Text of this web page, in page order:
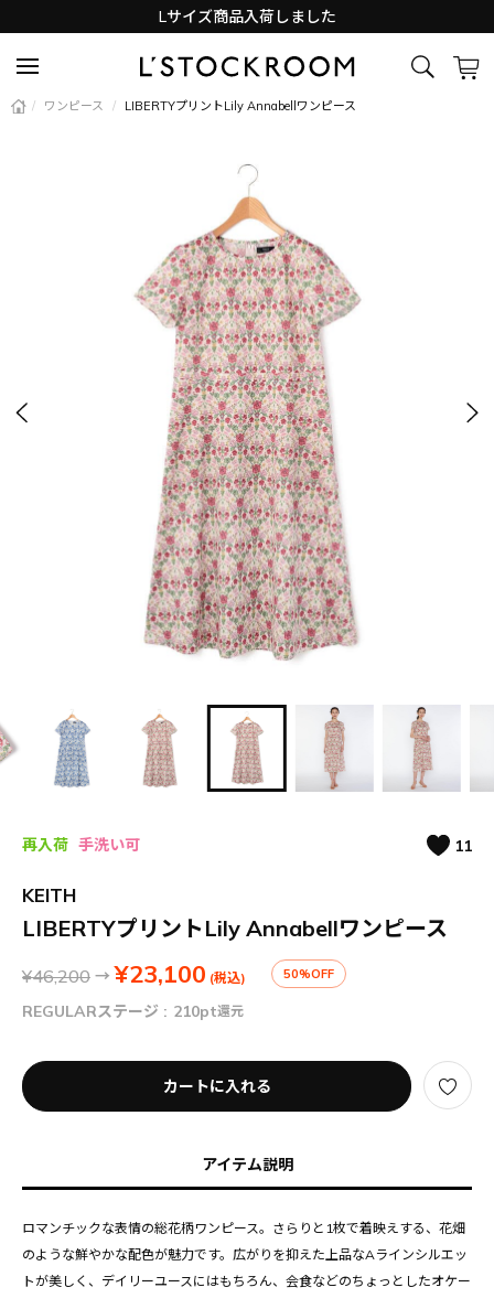
Lサイズ商品入荷しました
/ ワンピース / LIBERTYプリントLily Annabellワンピース
再入荷 手洗い可 11
KEITH
LIBERTYプリントLily Annabellワンピース
¥46,200 → ¥23,100 (税込) 50%OFF
REGULARステージ : 210pt還元
カートに入れる
アイテム説明
ロマンチックな表情の総花柄ワンピース。さらりと1枚で着映えする、花畑
のような鮮やかな配色が魅力です。広がりを抑えた上品なAラインシルエッ
トが美しく、デイリーユースにはもちろん、会食などのちょっとしたオケー